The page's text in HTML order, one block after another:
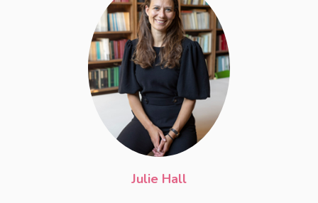
Julie Hall